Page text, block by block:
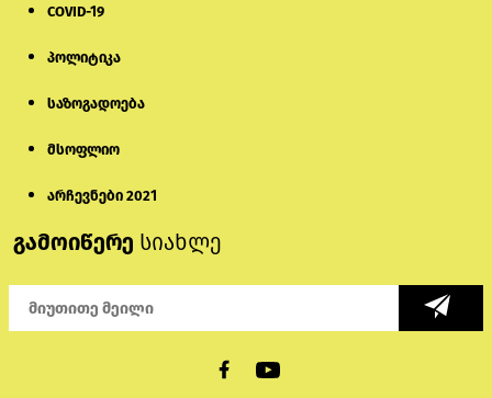
COVID-19
პოლიტიკა
საზოგადოება
მსოფლიო
არჩევნები 2021
გამოიწერე სიახლე